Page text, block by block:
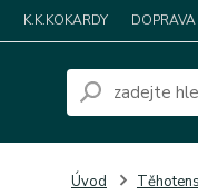
K.K.KOKARDY
Úvod